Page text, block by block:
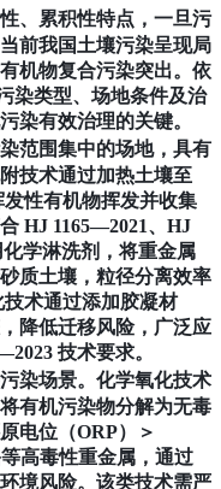
、累积性特点，一旦污
前我国土壤污染呈现局
机物复合污染突出。依
染类型、场地条件及治
染有效治理的关键。
范围集中的场地，具有
技术通过加热土壤至
性有机物挥发并收集
HJ 1165—2021、HJ
学淋洗剂，将重金属
质土壤，粒径分离效率
术通过添加胶凝材
降低迁移风险，广泛应
技术要求。
染场景。化学氧化技术
有机污染物分解为无毒
电位（ORP）＞
高毒性重金属，通过
境风险。该类技术需严